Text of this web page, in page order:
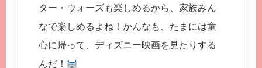
ター・ウォーズも楽しめるから、家族みん
なで楽しめるよね！かんなも、たまには童
心に帰って、ディズニー映画を見たりする
んだ！